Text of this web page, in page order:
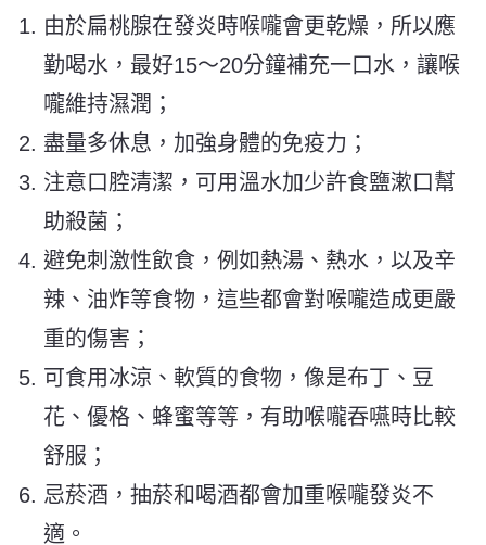
由於扁桃腺在發炎時喉嚨會更乾燥，所以應
勤喝水，最好15～20分鐘補充一口水，讓喉
嚨維持濕潤；
盡量多休息，加強身體的免疫力；
注意口腔清潔，可用溫水加少許食鹽漱口幫
助殺菌；
避免刺激性飲食，例如熱湯、熱水，以及辛
辣、油炸等食物，這些都會對喉嚨造成更嚴
重的傷害；
可食用冰涼、軟質的食物，像是布丁、豆
花、優格、蜂蜜等等，有助喉嚨吞嚥時比較
舒服；
忌菸酒，抽菸和喝酒都會加重喉嚨發炎不
適。